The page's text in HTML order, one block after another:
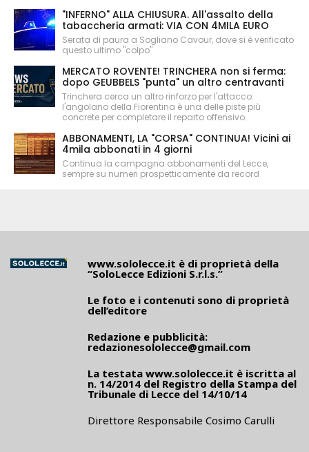
"INFERNO" ALLA CHIUSURA. All'assalto della
tabaccheria armati: VIA CON 4MILA EURO
Serata di paura a Sogliano Cavour, dove si è verificato
questo ultimo "colpo"
MERCATO ROVENTE! TRINCHERA non si ferma:
dopo GEUBBELS "punta" un altro centravanti
Trinchera cerca un altro rinforzo per l'attacco:
l'angolano della Fiorentina è una delle piste più
concrete per completare il reparto offensivo.
ABBONAMENTI, LA "CORSA" CONTINUA! Vicini ai
4mila abbonati in 4 giorni
Continua la campagna abbonamenti del Lecce,
sempre su numeri prospetticamente da record
www.sololecce.it è di proprietà della
“SoloLecce Edizioni S.r.l.s.”
Le foto e i contenuti sono di proprietà
dell’editore
Redazione e pubblicità:
redazionesololecce@gmail.com
La testata www.sololecce.it è iscritta al
n. 14/2014 del Registro della Stampa del
Tribunale di Lecce del 14/10/14
Direttore Responsabile Cosimo Carulli